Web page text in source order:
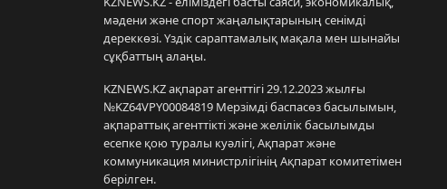
мәдени және спорт жаңалықтарының сенімді
дереккөзі. Үздік сараптамалық мақала мен шынайы
сұқбаттың алаңы.
KZNEWS.KZ ақпарат агенттігі 29.12.2023 жылғы
№KZ64VPY00084819 Мерзімді баспасөз басылымын,
ақпараттық агенттікті және желілік басылымды
есепке қою туралы куәлігі, Ақпарат және
коммуникация министрлігінің Ақпарат комитетімен
берілген.